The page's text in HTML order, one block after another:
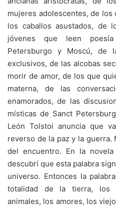
mujeres adolescentes, de los
los caballos asustados, de
jóvenes que leen
Petersburgo y Moscú, de
exclusivos, de las alcobas
morir de amor, de los que
materna, de las
enamorados, de las
místicas de Sanct
León Tolstoi anuncia que
reverso de la paz y la guerra.
del encuentro. En la
descubrí que esta palabra
universo. Entonces la
totalidad de la tierra, los
animales, los amores, los